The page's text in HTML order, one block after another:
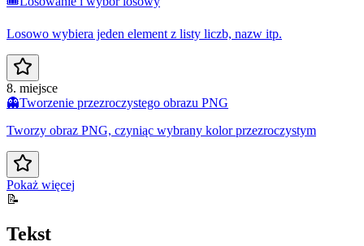
Losowo wybiera jeden element z listy liczb, nazw itp.
8. miejsce
👻Tworzenie przezroczystego obrazu PNG
Tworzy obraz PNG, czyniąc wybrany kolor przezroczystym
Pokaż więcej
📝
Tekst